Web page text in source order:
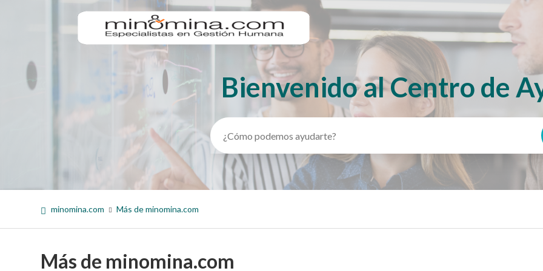
Búsqueda
Bienvenido al Centro de
minomina.com Más de minomina.com
Más de minomina.com